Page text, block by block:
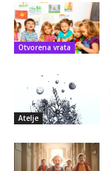
Otvorena vrata
Atelje